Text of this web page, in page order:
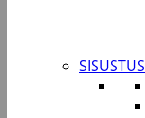
SISUSTUS